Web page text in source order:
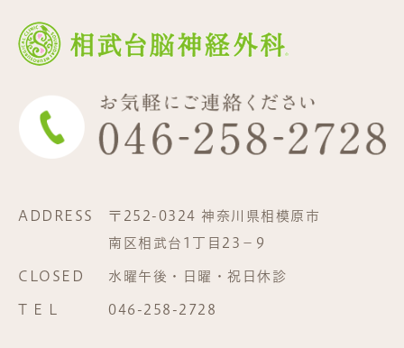
ADDRESS
〒252-0324 神奈川県相模原市
南区相武台1丁目23−9
CLOSED 水曜午後・日曜・祝日休診
T E L 046-258-2728